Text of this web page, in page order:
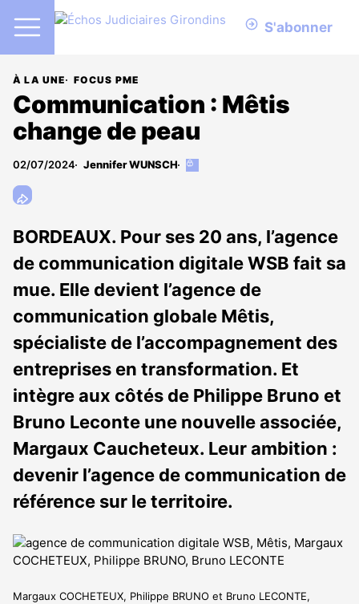
S'abonner
À LA UNE FOCUS PME
Communication : Mêtis
change de peau
02/07/2024 Jennifer WUNSCH
Cet
abonnés
BORDEAUX. Pour ses 20 ans, l’agence
de communication digitale WSB fait sa
mue. Elle devient l’agence de
communication globale Mêtis,
spécialiste de l’accompagnement des
entreprises en transformation. Et
intègre aux côtés de Philippe Bruno et
Bruno Leconte une nouvelle associée,
Margaux Caucheteux. Leur ambition :
devenir l’agence de communication de
référence sur le territoire.
Margaux COCHETEUX, Philippe BRUNO et Bruno LECONTE,